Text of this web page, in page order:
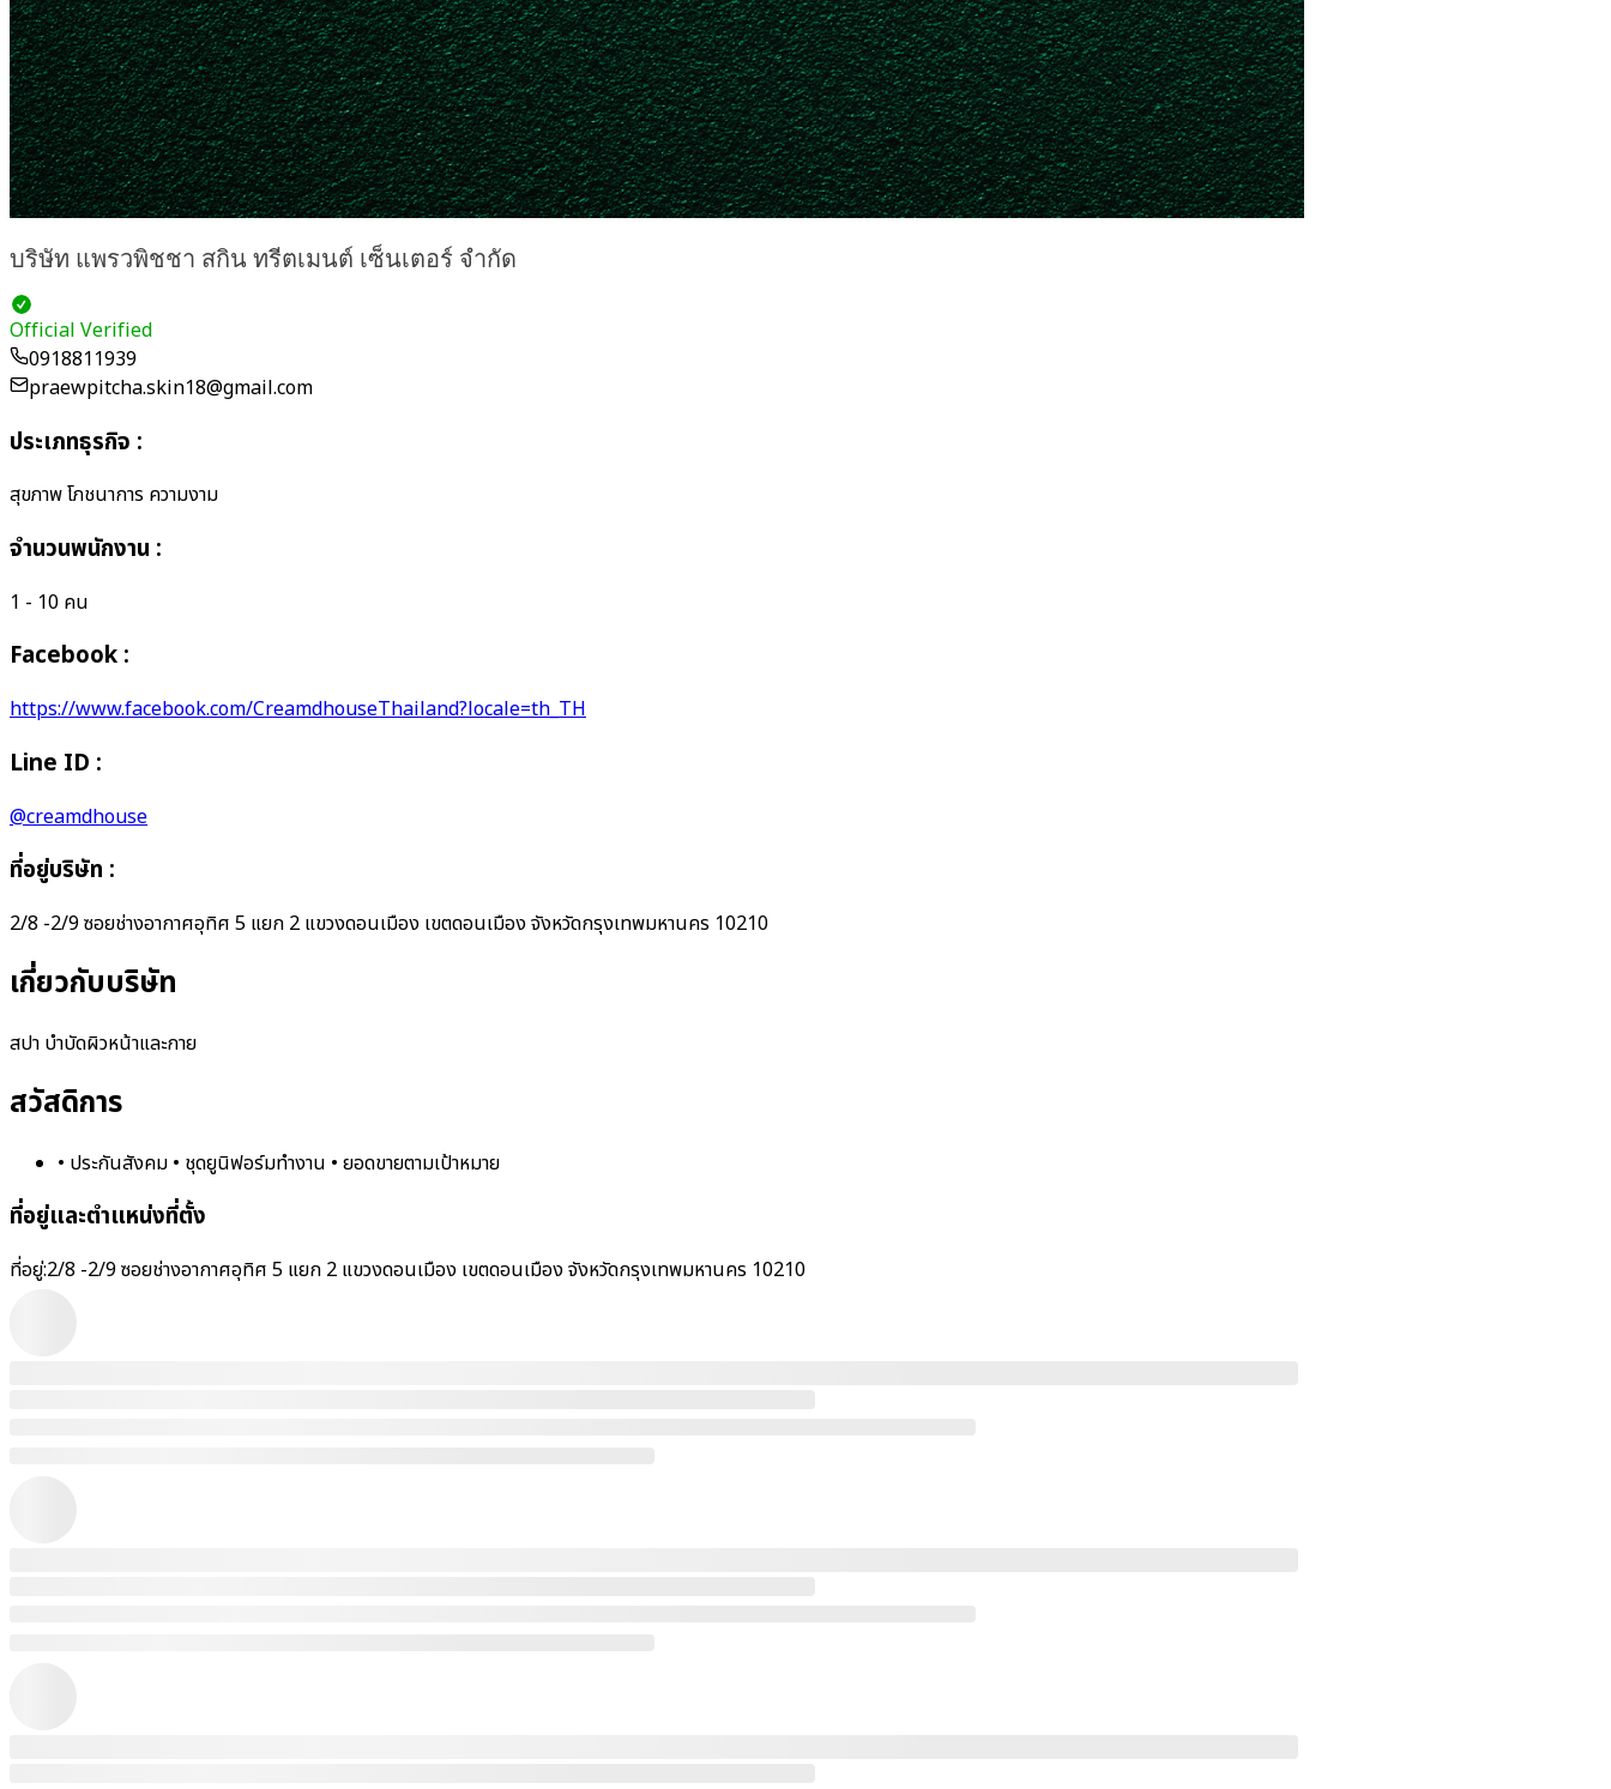
บริษัท แพรวพิชชา สกิน ทรีตเมนต์ เซ็นเตอร์ จำกัด
Official Verified
0918811939
praewpitcha.skin18@gmail.com
ประเภทธุรกิจ :
สุขภาพ โภชนาการ ความงาม
จำนวนพนักงาน :
1 - 10 คน
Facebook :
https://www.facebook.com/CreamdhouseThailand?locale=th_TH
Line ID :
@creamdhouse
ที่อยู่บริษัท :
2/8 -2/9 ซอยช่างอากาศอุทิศ 5 แยก 2 แขวงดอนเมือง เขตดอนเมือง จังหวัดกรุงเทพมหานคร 10210
เกี่ยวกับบริษัท
สปา บำบัดผิวหน้าและกาย
สวัสดิการ
• ประกันสังคม • ชุดยูนิฟอร์มทำงาน • ยอดขายตามเป้าหมาย
ที่อยู่และตำแหน่งที่ตั้ง
ที่อยู่:2/8 -2/9 ซอยช่างอากาศอุทิศ 5 แยก 2 แขวงดอนเมือง เขตดอนเมือง จังหวัดกรุงเทพมหานคร 10210